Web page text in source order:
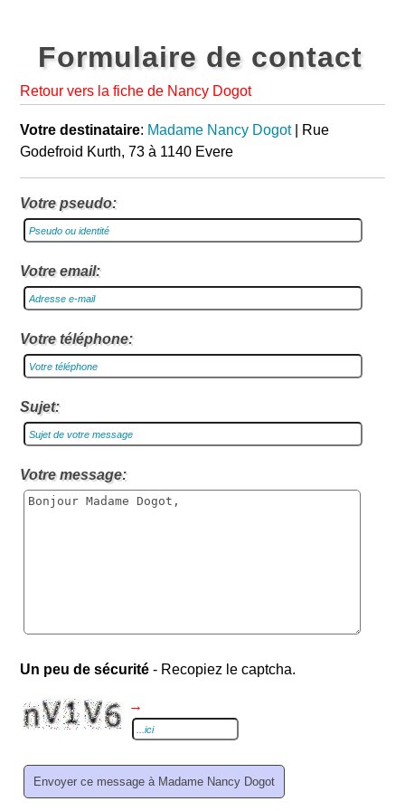
Formulaire de contact
Retour vers la fiche de Nancy Dogot
Votre destinataire: Madame Nancy Dogot| Rue
Godefroid Kurth, 73 à 1140 Evere
Votre pseudo:
Votre email:
Votre téléphone:
Sujet:
Votre message:
Un peu de sécurité - Recopiez le captcha.
→